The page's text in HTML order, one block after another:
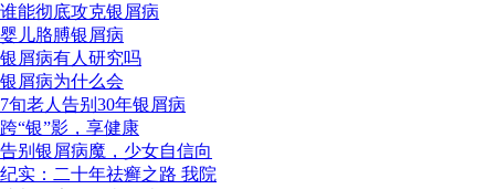
谁能彻底攻克银屑病
婴儿胳膊银屑病
银屑病有人研究吗
银屑病为什么会
7旬老人告别30年银屑病
跨“银”影，享健康
告别银屑病魔，少女自信向
纪实：二十年祛癣之路 我院